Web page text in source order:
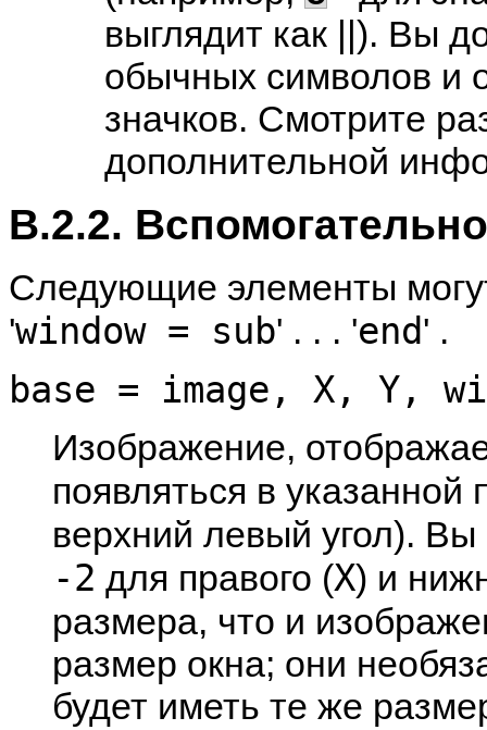
выглядит как ||). Вы
обычных символов и
значков. Смотрите
дополнительной
B.2.2.
Следующие элементы
'window = sub' . . . 'end' .
base = image, X, Y,
Изображение,
появляться в указанной
верхний левый угол).
-2 для правого (X) и
размера, что и
размер окна; они
будет иметь те же